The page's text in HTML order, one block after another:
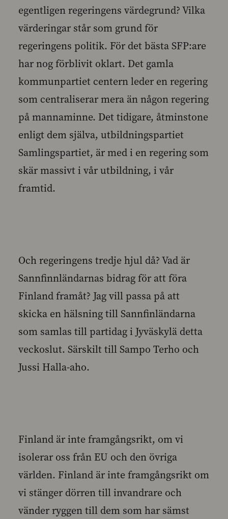
egentligen regeringens värdegrund? Vilka
värderingar står som grund för
regeringens politik. För det bästa SFP:are
har nog förblivit oklart. Det gamla
kommunpartiet centern leder en regering
som centraliserar mera än någon regering
på mannaminne. Det tidigare, åtminstone
enligt dem själva, utbildningspartiet
Samlingspartiet, är med i en regering som
skär massivt i vår utbildning, i vår
framtid.
Och regeringens tredje hjul då? Vad är
Sannfinnländarnas bidrag för att föra
Finland framåt? Jag vill passa på att
skicka en hälsning till Sannfinländarna
som samlas till partidag i Jyväskylä detta
veckoslut. Särskilt till Sampo Terho och
Jussi Halla-aho.
Finland är inte framgångsrikt, om vi
isolerar oss från EU och den övriga
världen. Finland är inte framgångsrikt om
vi stänger dörren till invandrare och
vänder ryggen till dem som har sämst